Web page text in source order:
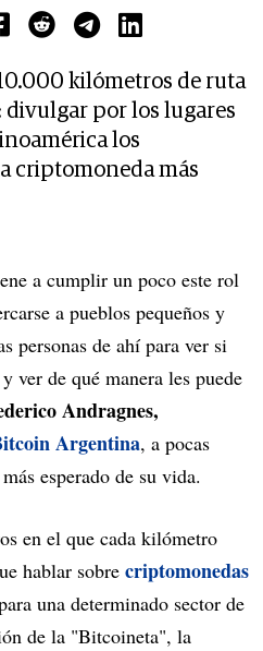
kilómetros de ruta
por los lugares
los
criptomoneda más
a cumplir un poco este rol
a pueblos pequeños y
personas de ahí para ver si
ver de qué manera les puede
Andragnes,
Argentina, a pocas
esperado de su vida.
en el que cada kilómetro
hablar sobre criptomonedas
una determinado sector de
de la "Bitcoineta", la